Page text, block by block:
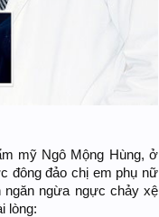
mỹ Ngô Mộng Hùng, ở
đông đảo chị em phụ nữ
ngừa ngực chảy xệ
lòng: